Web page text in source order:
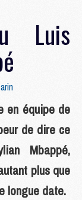
Luis
en équipe de
de dire ce
Mbappé,
plus que
longue date.